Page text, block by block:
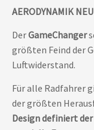
AERODYNAMIK
DerGameChanger
größten Feind der
Luftwiderstand.
Für alle Radfahrer
der größten
Design definiert